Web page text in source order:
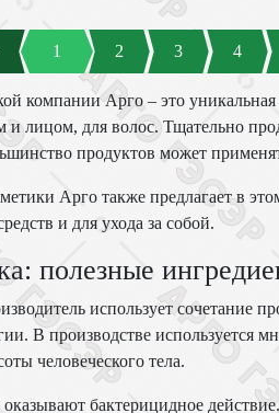
1 2 3 4
компании Арго – это
лицом, для волос. Тщательно
продуктов может
Арго также предлагает в
и для ухода за собой.
полезные
использует сочетание
В производстве используется
человеческого тела.
бактерицидное действие.